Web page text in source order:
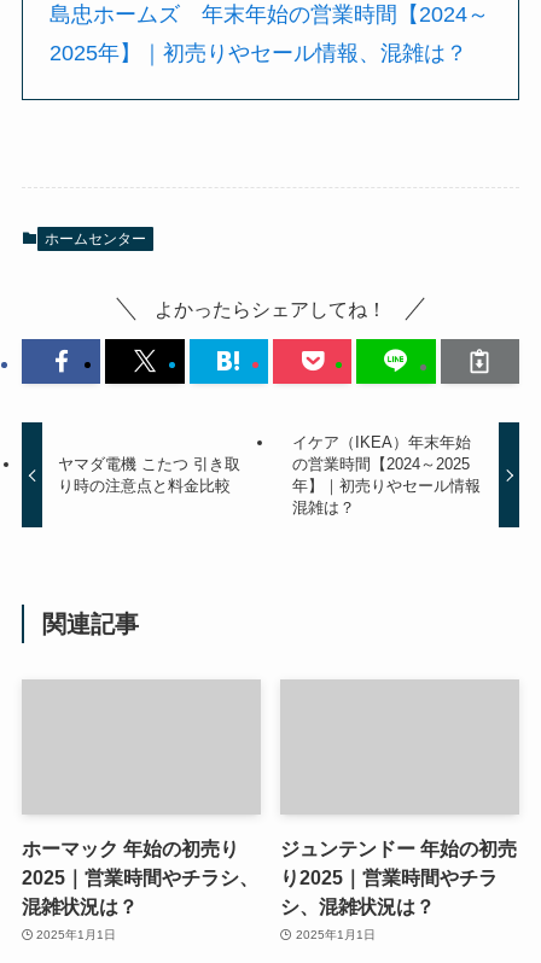
島忠ホームズ 年末年始の営業時間【2024～
2025年】｜初売りやセール情報、混雑は？
ホームセンター
よかったらシェアしてね！
ヤマダ電機 こたつ 引き取
り時の注意点と料金比較
イケア（IKEA）年末年始
の営業時間【2024～2025
年】｜初売りやセール情報
混雑は？
関連記事
ホーマック 年始の初売り
2025｜営業時間やチラシ、
混雑状況は？
2025年1月1日
ジュンテンドー 年始の初売
り2025｜営業時間やチラ
シ、混雑状況は？
2025年1月1日